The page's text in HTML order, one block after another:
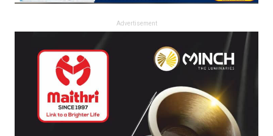
Advertisement